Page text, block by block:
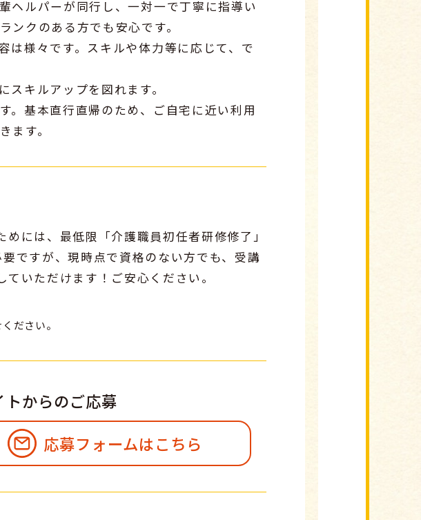
ヘルパーが同行し、一対一で丁寧に指導い
ンクのある方でも安心です。
は様々です。スキルや体力等に応じて、で
スキルアップを図れます。
。基本直行直帰のため、ご自宅に近い利用
ます。
には、最低限「介護職員初任者研修修了」
ですが、現時点で資格のない方でも、受講
いただけます！ご安心ください。
ださい。
トからのご応募
応募フォームはこちら